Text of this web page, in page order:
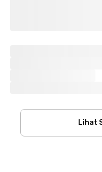
Lihat